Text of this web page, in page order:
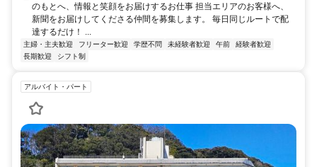
のもとへ、情報と笑顔をお届けするお仕事 担当エリアのお客様へ、
新聞をお届けしてくださる仲間を募集します。 毎日同じルートで配
達するだけ！ ...
主婦・主夫歓迎 フリーター歓迎 学歴不問 未経験者歓迎 午前
経験者歓迎
長期歓迎
シフト制
アルバイト・パート